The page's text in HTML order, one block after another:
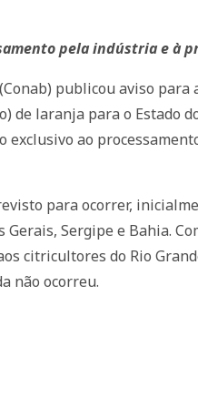
pela indústria e à
publicou aviso
de laranja para o Estado
exclusivo ao
para ocorrer,
Sergipe e Bahia.
citricultores do Rio
não ocorreu.